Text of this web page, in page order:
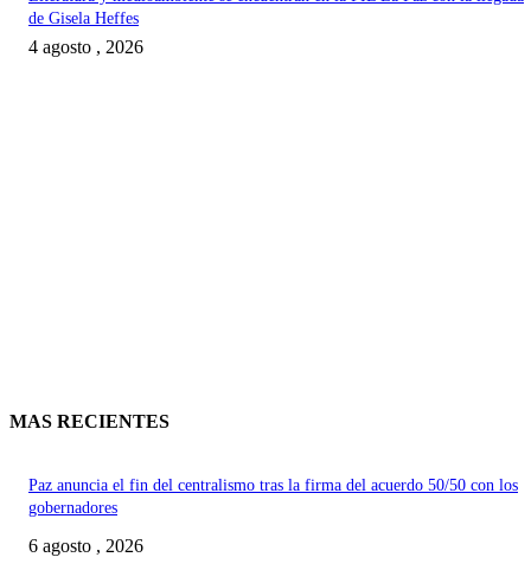
de Gisela Heffes
4 agosto , 2026
MAS RECIENTES
Paz anuncia el fin del centralismo tras la firma del acuerdo 50/50 con los
gobernadores
6 agosto , 2026